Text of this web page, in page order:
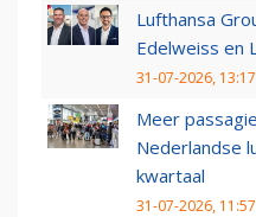
Lufthansa
Edelweiss en
31-07-2026, 13:17
Meer
Nederlandse
kwartaal
31-07-2026, 11:57